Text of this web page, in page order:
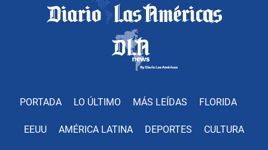
PORTADA LO ÚLTIMO MÁS LEÍDAS FLORIDA
EEUU AMÉRICA LATINA DEPORTES CULTURA